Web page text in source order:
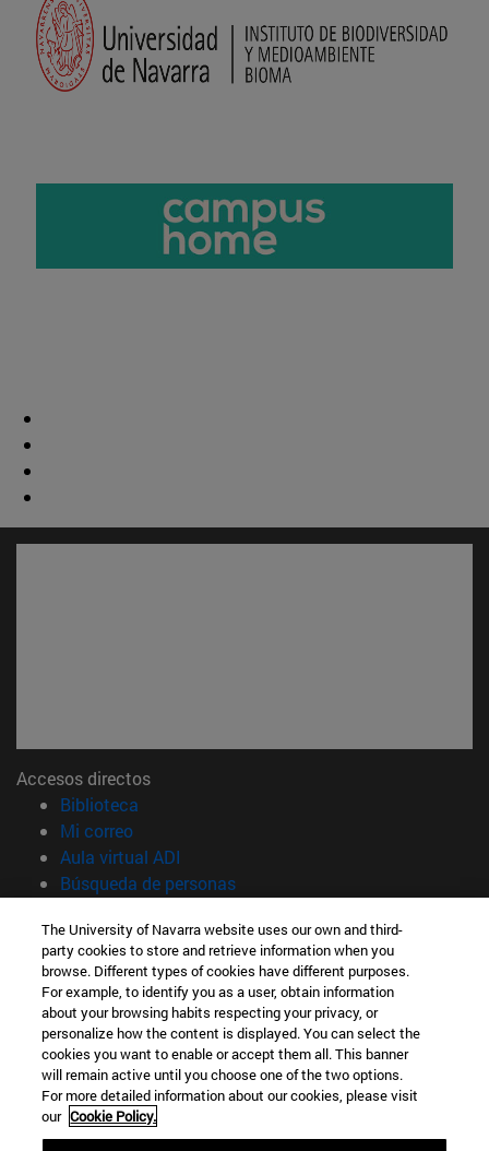
Accesos directos
Biblioteca
Mi correo(abre en nueva ventana)
Aula virtual ADI
Búsqueda de personas(abre en nueva ventana)
Información
TFNO +34 948 42 56 14
¿QUÉ GRADO TE INTERESA?
¿QUÉ MÁSTER TE INTERESA?
© Universidad de Navarra
Información legal
Accesibilidad
The University of Navarra website uses our own and third-
party cookies to store and retrieve information when you
browse. Different types of cookies have different purposes.
For example, to identify you as a user, obtain information
about your browsing habits respecting your privacy, or
personalize how the content is displayed. You can select the
cookies you want to enable or accept them all. This banner
will remain active until you choose one of the two options.
For more detailed information about our cookies, please visit
our Cookie Policy.